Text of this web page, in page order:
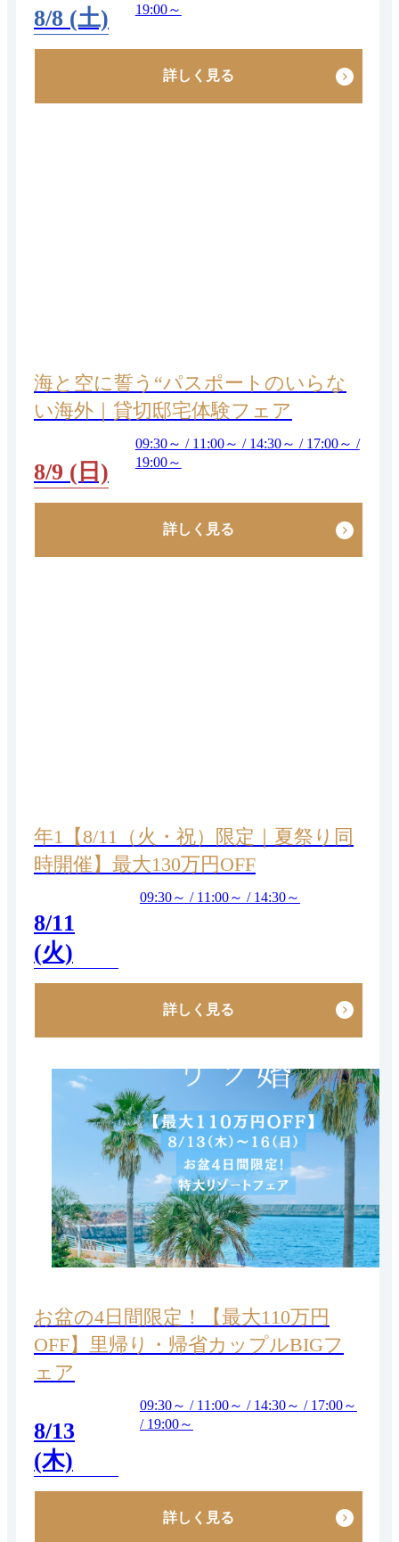
8/8 (土)
19:00～
詳しく見る
海と空に誓う“パスポートのいらな
い海外｜貸切邸宅体験フェア
8/9 (日)
09:30～ / 11:00～ / 14:30～ / 17:00～ /
19:00～
詳しく見る
年1【8/11（火・祝）限定｜夏祭り同
時開催】最大130万円OFF
8/11
(火)
09:30～ / 11:00～ / 14:30～
詳しく見る
お盆の4日間限定！【最大110万円
OFF】里帰り・帰省カップルBIGフ
ェア
8/13
(木)
09:30～ / 11:00～ / 14:30～ / 17:00～
/ 19:00～
詳しく見る